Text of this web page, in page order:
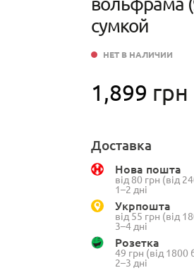
сумкой
1,899 грн
НЕТ В НАЛИЧИИ
Доставка
Нова пошта
від 80 грн (від
1–2 дні
Укрпошта
від 55 грн (від
3–4 дні
Розетка
49 грн (від
2–3 дні